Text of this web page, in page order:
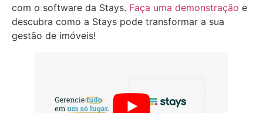
com o software da Stays. Faça uma demonstração e
descubra como a Stays pode transformar a sua
gestão de imóveis!